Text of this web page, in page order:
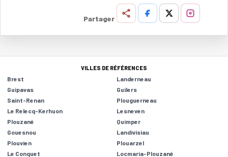
Partager
VILLES DE RÉFÉRENCES
Brest
Landerneau
Guipavas
Guilers
Saint-Renan
Plouguerneau
Le Relecq-Kerhuon
Lesneven
Plouzané
Quimper
Gouesnou
Landivisiau
Plouvien
Plouarzel
Le Conquet
Locmaria-Plouzané